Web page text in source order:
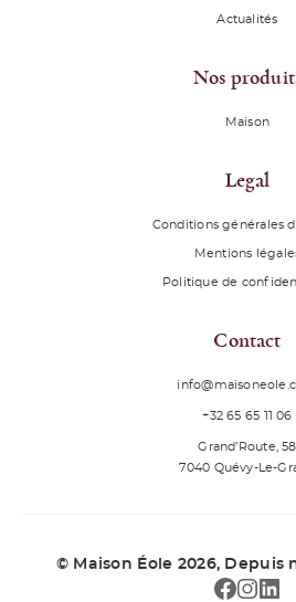
Actualités
Nos
Maison
Legal
Conditions générales
Mentions
Politique de
Contact
+32 65 65 11 06
Grand’Route, 58
7040 Quévy-Le-
© Maison Éole 2026, Depuis